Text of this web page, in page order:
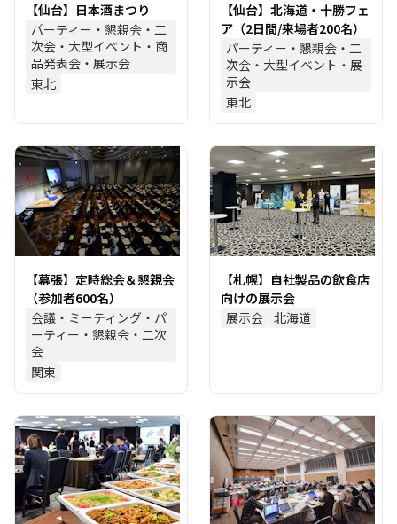
【仙台】日本酒まつり
パーティー・懇親会・二
次会・大型イベント・商
品発表会・展示会
東北
【仙台】北海道・十勝フェ
ア（2日間/来場者200名）
パーティー・懇親会・二
次会・大型イベント・展
示会
東北
【幕張】定時総会＆懇親会
（参加者600名）
会議・ミーティング・パ
ーティー・懇親会・二次
会
関東
【札幌】自社製品の飲食店
向けの展示会
展示会 北海道